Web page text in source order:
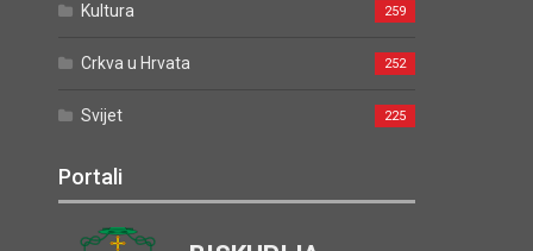
Kultura 259
Crkva u Hrvata 252
Svijet 225
Portali